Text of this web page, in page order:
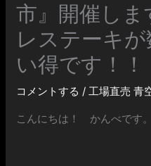
市』開催しま
レステーキ
い得です！！
コメントする /工場直売 青
こんにちは！ かんべです。